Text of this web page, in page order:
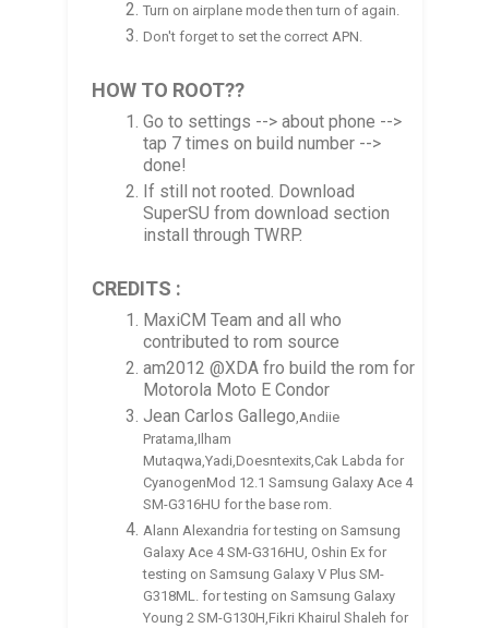
Turn on airplane mode then turn of again.
Don't forget to set the correct APN.
HOW TO ROOT??
Go to settings --> about phone -->
tap 7 times on build number -->
done!
If still not rooted. Download
SuperSU from download section
install through TWRP.
CREDITS :
MaxiCM Team and all who
contributed to rom source
am2012 @XDA fro build the rom for
Motorola Moto E Condor
Jean Carlos Gallego,Andiie
Pratama,Ilham
Mutaqwa,Yadi,Doesntexits,Cak Labda for
CyanogenMod 12.1 Samsung Galaxy Ace 4
SM-G316HU for the base rom.
Alann Alexandria for testing on Samsung
Galaxy Ace 4 SM-G316HU, Oshin Ex for
testing on Samsung Galaxy V Plus SM-
G318ML. for testing on Samsung Galaxy
Young 2 SM-G130H,Fikri Khairul Shaleh for